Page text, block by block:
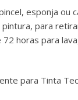
esponja ou
para
horas para
para Tinta